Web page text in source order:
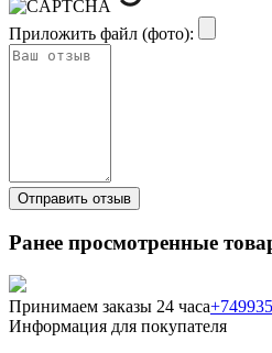
Приложить файл (фото):
Ранее просмотренные
Принимаем заказы 24 часа
Информация для покупателя